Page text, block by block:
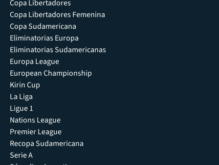
Copa Libertadores
Copa Libertadores Femenina
Copa Sudamericana
Eliminatorias Europa
Eliminatorias Sudamericanas
Europa League
European Championship
Kirin Cup
La Liga
Ligue 1
Nations League
Premier League
Recopa Sudamericana
Serie A